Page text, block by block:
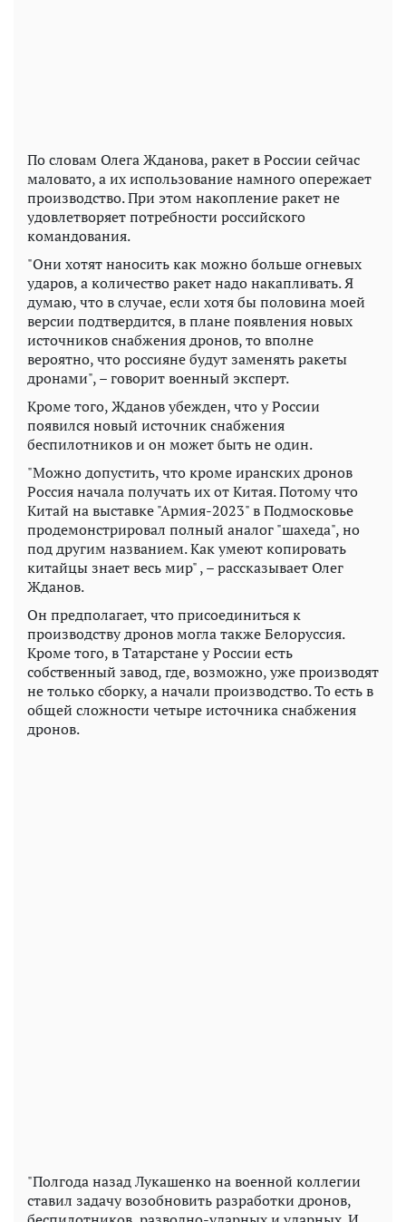
По словам Олега Жданова, ракет в России сейчас
маловато, а их использование намного опережает
производство. При этом накопление ракет не
удовлетворяет потребности российского
командования.
"Они хотят наносить как можно больше огневых
ударов, а количество ракет надо накапливать. Я
думаю, что в случае, если хотя бы половина моей
версии подтвердится, в плане появления новых
источников снабжения дронов, то вполне
вероятно, что россияне будут заменять ракеты
дронами", – говорит военный эксперт.
Кроме того, Жданов убежден, что у России
появился новый источник снабжения
беспилотников и он может быть не один.
"Можно допустить, что кроме иранских дронов
Россия начала получать их от Китая. Потому что
Китай на выставке "Армия-2023" в Подмосковье
продемонстрировал полный аналог "шахеда", но
под другим названием. Как умеют копировать
китайцы знает весь мир" , – рассказывает Олег
Жданов.
Он предполагает, что присоединиться к
производству дронов могла также Белоруссия.
Кроме того, в Татарстане у России есть
собственный завод, где, возможно, уже производят
не только сборку, а начали производство. То есть в
общей сложности четыре источника снабжения
дронов.
"Полгода назад Лукашенко на военной коллегии
ставил задачу возобновить разработки дронов,